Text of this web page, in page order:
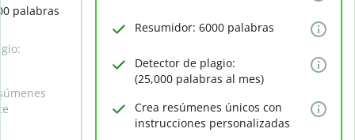
palabras
Resumidor: 6000 palabras
Detector de plagio:
(25,000 palabras al mes)
Crea resúmenes únicos con
instrucciones personalizadas